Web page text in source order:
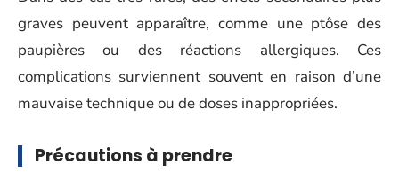
graves peuvent apparaître, comme une ptôse des
paupières ou des réactions allergiques. Ces
complications surviennent souvent en raison d’une
mauvaise technique ou de doses inappropriées.
Précautions à prendre